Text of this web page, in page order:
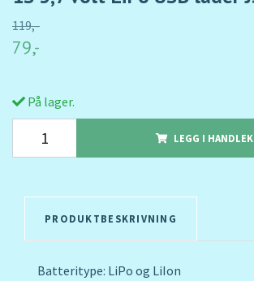
119,-
79,-
På lager.
LEGG I
PRODUKTBESKRIVNING
Batteritype: LiPo og LiIon